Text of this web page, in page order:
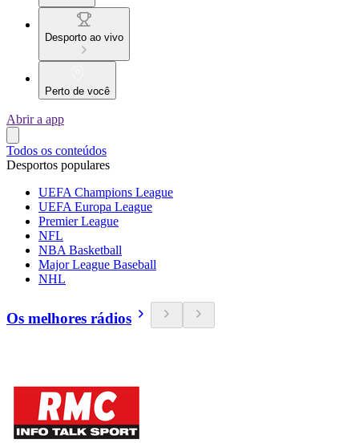
Desporto ao vivo
Perto de você
Abrir a app
Todos os conteúdos
Desportos populares
UEFA Champions League
UEFA Europa League
Premier League
NFL
NBA Basketball
Major League Baseball
NHL
Os melhores rádios